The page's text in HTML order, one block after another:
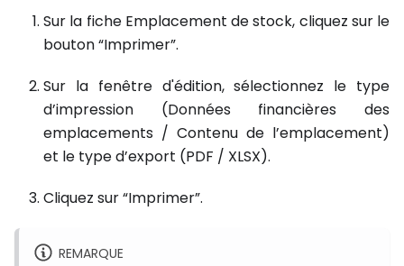
Sur la fiche Emplacement de stock, cliquez sur le
bouton “Imprimer”.
Sur la fenêtre d'édition, sélectionnez le type
d’impression (Données financières des
emplacements / Contenu de l’emplacement)
et le type d’export (PDF / XLSX).
Cliquez sur “Imprimer”.
REMARQUE